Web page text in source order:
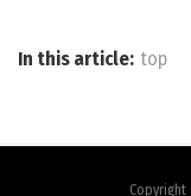
In this article: top